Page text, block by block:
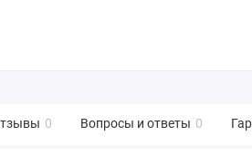
0 Вопросы и ответы 0